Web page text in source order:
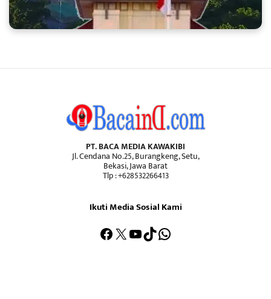
PT. BACA MEDIA KAWAKIBI
Jl. Cendana No.25, Burangkeng, Setu,
Bekasi, Jawa Barat
Tlp : +628532266413
Ikuti Media Sosial Kami
Facebook
X YouTube
TikTokWhatsApp